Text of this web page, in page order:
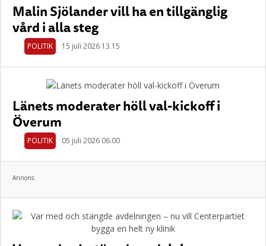
Malin Sjölander vill ha en tillgänglig
vård i alla steg
POLITIK 15 juli 2026 13.15
Länets moderater höll val-kickoff i
Överum
POLITIK 05 juli 2026 06.00
Annons: